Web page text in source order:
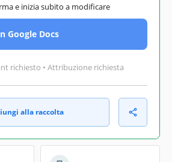
e inizia subito a modificare
Google Docs
richiesto • Attribuzione richiesta
alla raccolta